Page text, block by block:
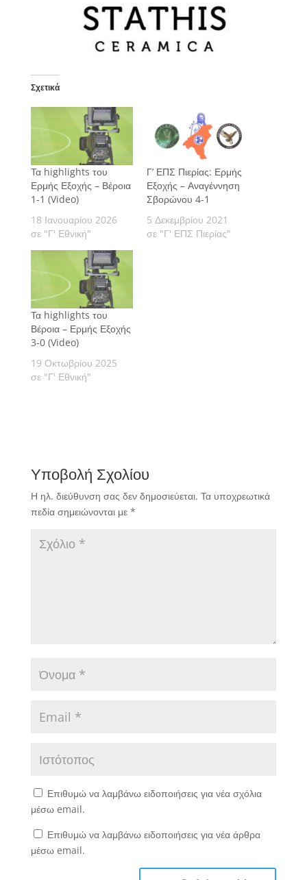
Σχετικά
Τα highlights του
Ερμής Εξοχής – Βέροια
1-1 (Video)
18 Ιανουαρίου 2026
σε "Γ' Εθνική"
Γ’ ΕΠΣ Πιερίας: Ερμής
Εξοχής – Αναγέννηση
Σβορώνου 4-1
5 Δεκεμβρίου 2021
σε "Γ' ΕΠΣ Πιερίας"
Τα highlights του
Βέροια – Ερμής Εξοχής
3-0 (Video)
19 Οκτωβρίου 2025
σε "Γ' Εθνική"
Υποβολή Σχολίου
Η ηλ. διεύθυνση σας δεν δημοσιεύεται. Τα υποχρεωτικά
πεδία σημειώνονται με *
Επιθυμώ να λαμβάνω ειδοποιήσεις για νέα σχόλια
μέσω email.
Επιθυμώ να λαμβάνω ειδοποιήσεις για νέα άρθρα
μέσω email.